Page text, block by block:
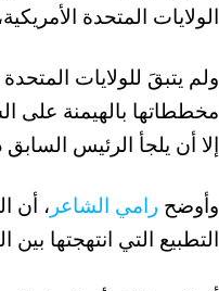
الولايات المتحدة الأمريكية،
ولم يتبقَ للولايات
مخططاتها بالهيمنة على
إلا أن يلجأ الرئيس السابق
وأوضح رامي الشاعر ، أن
التطبيع التي انتهجتها